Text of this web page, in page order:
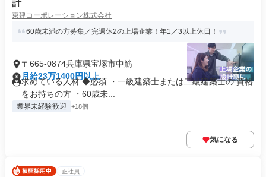
計
東建コーポレーション株式会社
60歳未満の方募集／完週休2の上場企業！年1／3以上休日！
〒665-0874兵庫県宝塚市中筋
月給23万1400円以上
求めている人材 ◆必須 ・一級建築士または二級建築士の 資格
をお持ちの方 ・60歳未...
業界未経験歓迎 +18個
気になる
正社員